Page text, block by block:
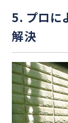
5. プロに
解決